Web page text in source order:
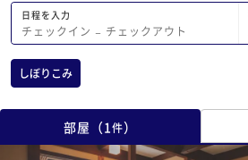
日程を入力
チェックイン − チェックアウト
しぼりこみ
部屋 （1 件）